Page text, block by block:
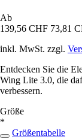
Ab
139,56 CHF 73,81
inkl. MwSt. zzgl.
Entdecken Sie die
Wing Lite 3.0, die
verbessern.
Größe
*
Größentabelle